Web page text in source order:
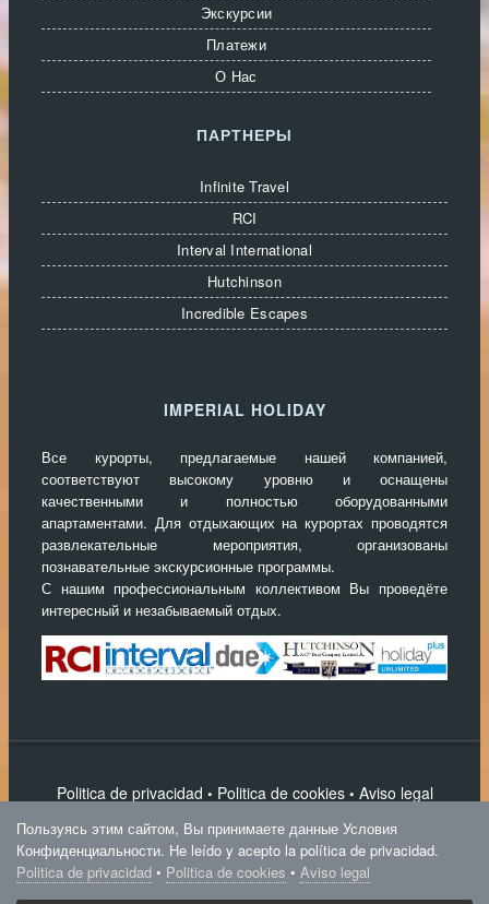
Экскурсии
Платежи
О Нас
ПАРТНЕРЫ
Infinite Travel
RCI
Interval International
Hutchinson
Incredible Escapes
IMPERIAL HOLIDAY
Все курорты, предлагаемые нашей компанией,
соответствуют высокому уровню и оснащены
качественными и полностью оборудованными
апартаментами. Для отдыхающих на курортах проводятся
развлекательные мероприятия, организованы
познавательные экскурсионные программы.
С нашим профессиональным коллективом Вы проведёте
интересный и незабываемый отдых.
Politica de privacidad • Politica de cookies• Aviso legal
IPS Magnum Theme
Imperial Holiday
Powered by Invision Community
Theme by Taman.
Пользуясь этим сайтом, Вы принимаете данные Условия
Конфиденциальности. He leído y acepto la política de privacidad.
Politica de privacidad • Politica de cookies • Aviso legal